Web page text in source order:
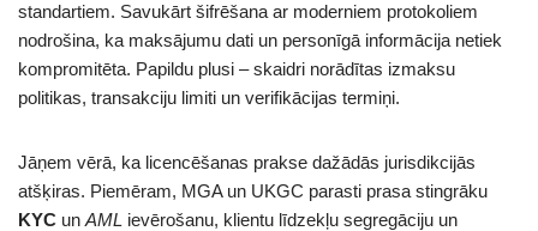
standartiem. Savukārt šifrēšana ar moderniem protokoliem
nodrošina, ka maksājumu dati un personīgā informācija netiek
kompromitēta. Papildu plusi – skaidri norādītas izmaksu
politikas, transakciju limiti un verifikācijas termiņi.
Jāņem vērā, ka licencēšanas prakse dažādās jurisdikcijās
atšķiras. Piemēram, MGA un UKGC parasti prasa stingrāku
KYC un AML ievērošanu, klientu līdzekļu segregāciju un